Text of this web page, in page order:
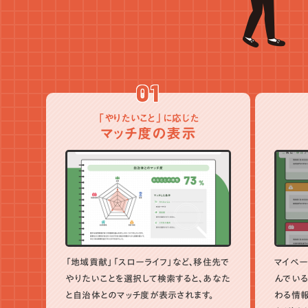
01
「やりたいこと」に応じた
マッチ度の表示
「地域貢献」「スローライフ」など、移住先で
やりたいことを選択して検索すると、あなた
と自治体とのマッチ度が表示されます。
マイペ
んでい
わる情